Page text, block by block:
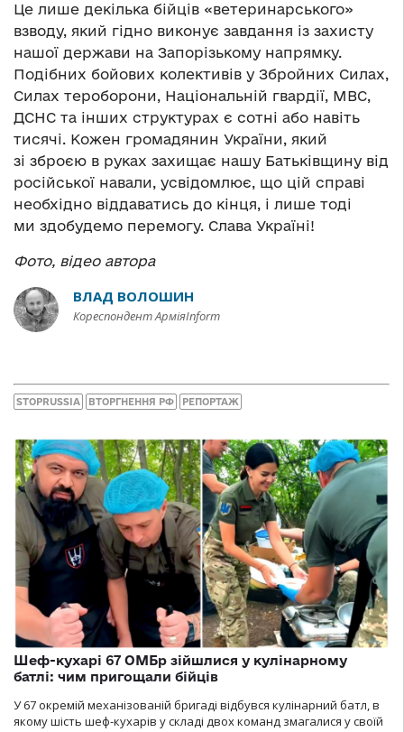
Це лише декілька бійців «ветеринарського»
взводу, який гідно виконує завдання із захисту
нашої держави на Запорізькому напрямку.
Подібних бойових колективів у Збройних Силах,
Силах тероборони, Національній гвардії, МВС,
ДСНС та інших структурах є сотні або навіть
тисячі. Кожен громадянин України, який
зі зброєю в руках захищає нашу Батьківщину від
російської навали, усвідомлює, що цій справі
необхідно віддаватись до кінця, і лише тоді
ми здобудемо перемогу. Слава Україні!
Фото, відео автора
ВЛАД ВОЛОШИН
Кореспондент АрміяInform
STOPRUSSIA ВТОРГНЕННЯ РФ РЕПОРТАЖ
Шеф-кухарі 67 ОМБр зійшлися у кулінарному
батлі: чим пригощали бійців
У 67 окремій механізованій бригаді відбувся кулінарний батл, в
якому шість шеф-кухарів у складі двох команд змагалися у своїй